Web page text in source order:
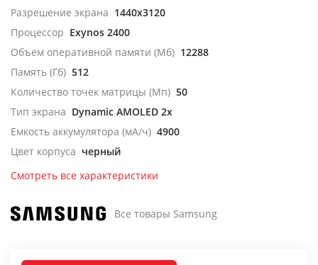
Разрешение экрана 1440x3120
Процессор Exynos 2400
Объем оперативной памяти (Мб) 12288
Память (Гб) 512
Количество точек матрицы (Мп) 50
Тип экрана Dynamic AMOLED 2x
Емкость аккумулятора (мА/ч) 4900
Цвет корпуса черный
Смотреть все характеристики
Все товары Samsung